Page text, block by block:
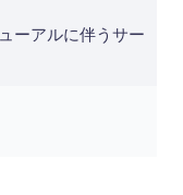
ーアルに伴うサー